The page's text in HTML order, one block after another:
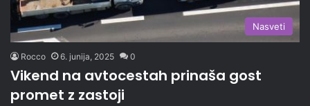
Nasveti
Rocco 6. junija, 2025 0
Vikend na avtocestah prinaša gost
promet z zastoji